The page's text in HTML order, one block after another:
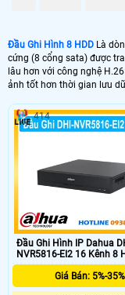
Đầu Ghi Hình 8 HDD Là
cứng (8 cổng sata) được
lâu hơn với công nghệ
ảnh tốt hơn thời gian lưu
Đầu Ghi Hình IP Dahua
NVR5816-EI2 16 Kênh 8
Giá Bán: 5%-35%
414